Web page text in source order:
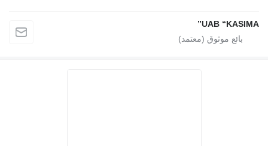
UAB “KASIMA”